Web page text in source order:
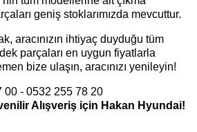
geniş stoklarımızda mevcuttur.
aracınızın ihtiyaç duyduğu tüm
parçaları en uygun fiyatlarla
bize ulaşın, aracınızı yenileyin!
00 - 0532 255 78 20
Alışveriş için Hakan Hyundai!